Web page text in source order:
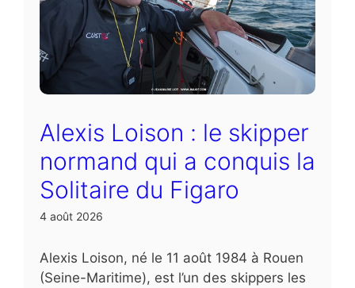
Alexis Loison : le skipper
normand qui a conquis la
Solitaire du Figaro
4 août 2026
Alexis Loison, né le 11 août 1984 à Rouen
(Seine-Maritime), est l’un des skippers les